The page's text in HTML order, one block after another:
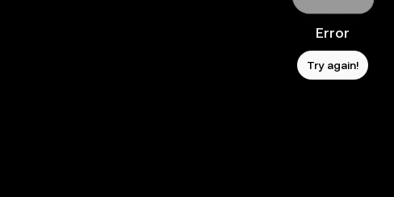
Error
Try again!